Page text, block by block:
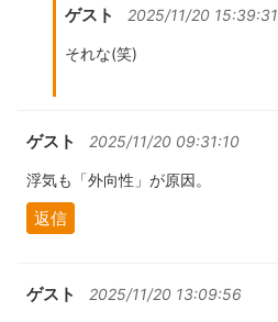
ゲスト 2025/11/20 15:39:31
それな(笑)
ゲスト 2025/11/20 09:31:10
浮気も「外向性」が原因。
返信
ゲスト 2025/11/20 13:09:56